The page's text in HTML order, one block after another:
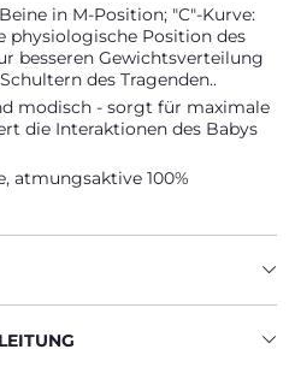
in M-Position; "C"-Kurve:
physiologische Position des
besseren Gewichtsverteilung
des Tragenden..
modisch - sorgt für maximale
die Interaktionen des Babys
atmungsaktive 100%